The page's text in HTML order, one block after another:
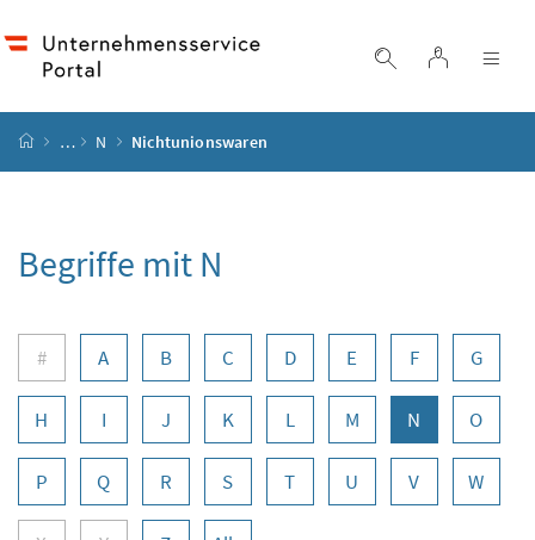
SucheLogin
Startseite
… N Nichtunionswaren
Begriffe mit N
Buchstabennavigation
# A B C D E F G
H I J K L M N O
P Q R S T U V W